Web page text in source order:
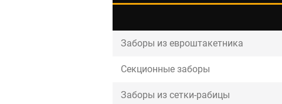
Заборы из евроштакетника
Секционные заборы
Заборы из сетки-рабицы